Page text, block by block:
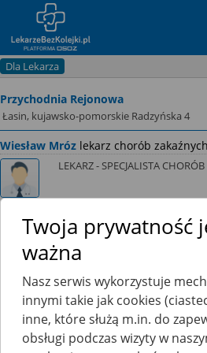
Dla Lekarza
Przychodnia Rejonowa
Łasin, kujawsko-pomorskie Radzyńska 4
Wiesław Mróz lekarz chorób zakaźnych
LEKARZ - SPECJALISTA
Ten lekarz jeszcze nie udostępnia
internet.
Kliknijtutaj, a poinformujemy go, że
funkcji.
Twoja prywatność
ważna
Nasz serwis wykorzystuje
innymi takie jak cookies
inne, które służą m.in. do
obsługi podczas wizyty w